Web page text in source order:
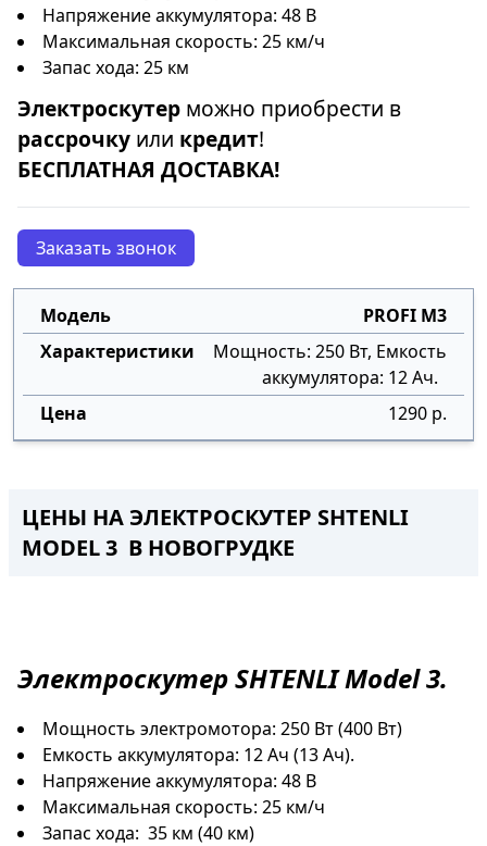
Напряжение аккумулятора: 48 В
Максимальная скорость: 25 км/ч
Запас хода: 25 км
Электроскутер можно приобрести в
рассрочку или кредит!
БЕСПЛАТНАЯ ДОСТАВКА!
Заказать звонок
PROFI M3
Мощность: 250 Вт, Емкость
аккумулятора: 12 Ач.
1290 р.
ЦЕНЫ НА ЭЛЕКТРОСКУТЕР SHTENLI
MODEL 3 В НОВОГРУДКЕ
ЭлектроскутерSHTENLI Model 3.
Мощность электромотора: 250 Вт (400 Вт)
Емкость аккумулятора: 12 Ач (13 Ач).
Напряжение аккумулятора: 48 В
Максимальная скорость: 25 км/ч
Запас хода: 35 км (40 км)